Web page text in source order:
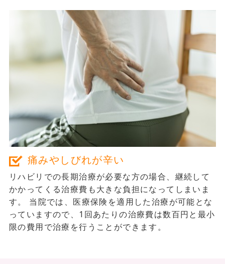
痛みやしびれが辛い
リハビリでの長期治療が必要な方の場合、継続して
かかってくる治療費も大きな負担になってしまいま
す。 当院では、医療保険を適用した治療が可能とな
っていますので、1回あたりの治療費は数百円と最小
限の費用で治療を行うことができます。
長期運営の実績
神戸すみれ治療院はこの地域では一番古くから運営をしており、
長年の経験とノウハウをもとに安定してレベルの高いサービスを
提供し続けております。接遇などの研修もしっかりしておりま
す。
その2